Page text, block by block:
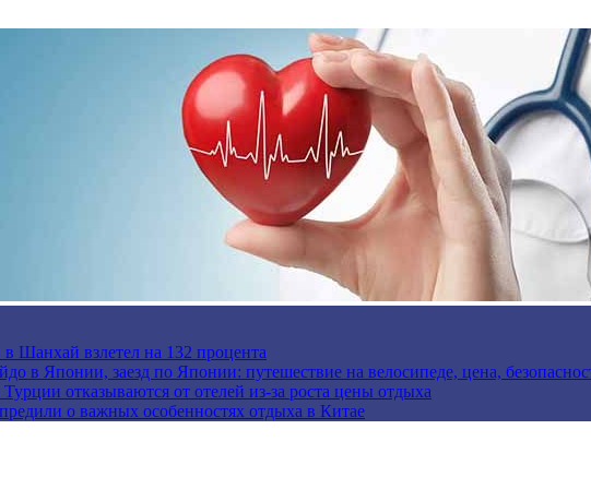
Шанхай взлетел на 132 процента
в Японии, заезд по Японии: путешествие на велосипеде, цена,
отказываются от отелей из-за роста цены отдыха
о важных особенностях отдыха в Китае